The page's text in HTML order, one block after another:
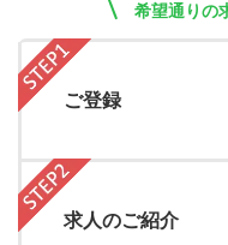
希望通りの
ご登録
求人のご紹介